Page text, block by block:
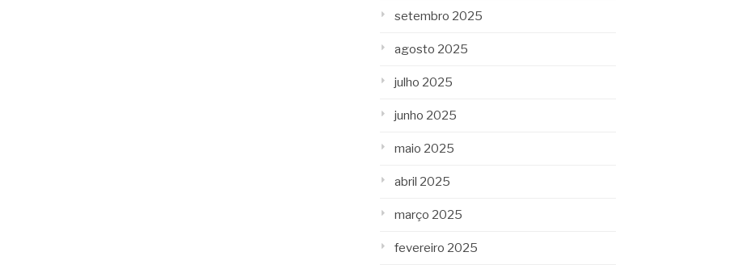
setembro 2025
agosto 2025
julho 2025
junho 2025
maio 2025
abril 2025
março 2025
fevereiro 2025